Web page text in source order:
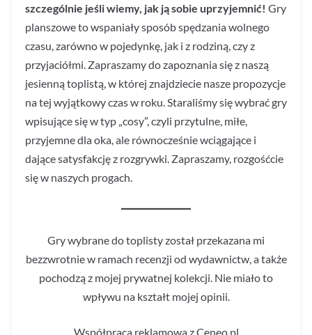
szczególnie jeśli wiemy, jak ją sobie uprzyjemnić! Gry
planszowe to wspaniały sposób spędzania wolnego
czasu, zarówno w pojedynkę, jak i z rodziną, czy z
przyjaciółmi. Zapraszamy do zapoznania się z naszą
jesienną toplistą, w której znajdziecie nasze propozycje
na tej wyjątkowy czas w roku. Staraliśmy się wybrać gry
wpisujące się w typ „cosy”, czyli przytulne, miłe,
przyjemne dla oka, ale równocześnie wciągające i
dające satysfakcję z rozgrywki. Zapraszamy, rozgośćcie
się w naszych progach.
Gry wybrane do toplisty został przekazana mi
bezzwrotnie w ramach recenzji od wydawnictw, a także
pochodzą z mojej prywatnej kolekcji. Nie miało to
wpływu na kształt mojej opinii.
Współpraca reklamowa z Ceneo.pl